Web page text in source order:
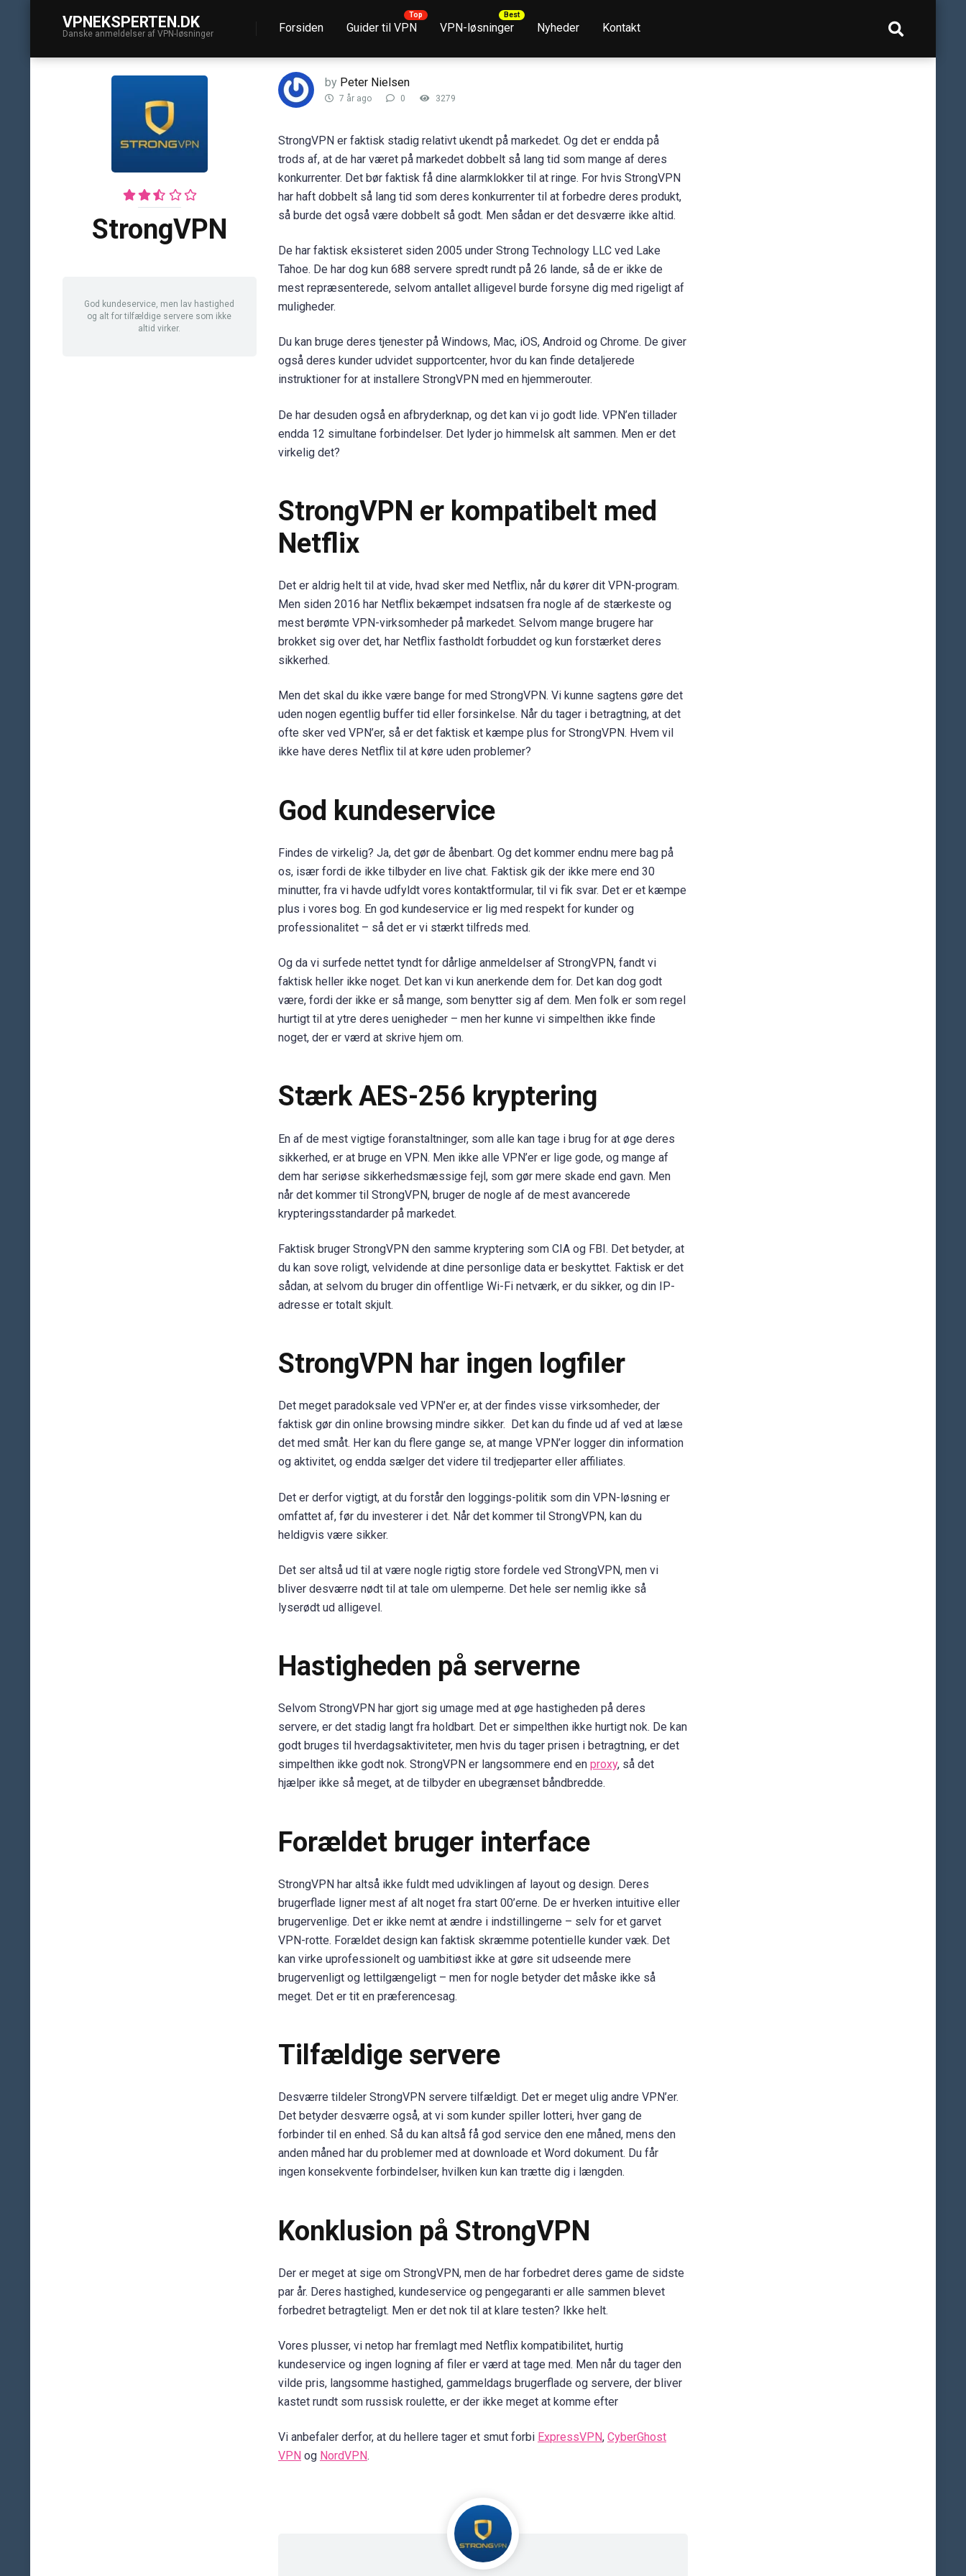
VPNEKSPERTEN.DK
Danske anmeldelser af VPN-løsninger Forsiden Guider til VPN VPN-løsninger Nyheder Kontakt
StrongVPN
God kundeservice, men lav hastighed
og alt for tilfældige servere som ikke
altid virker.
by Peter Nielsen
7 år ago 0 3279
StrongVPN er faktisk stadig relativt ukendt på markedet. Og det er endda på
trods af, at de har været på markedet dobbelt så lang tid som mange af deres
konkurrenter. Det bør faktisk få dine alarmklokker til at ringe. For hvis StrongVPN
har haft dobbelt så lang tid som deres konkurrenter til at forbedre deres produkt,
så burde det også være dobbelt så godt. Men sådan er det desværre ikke altid.
De har faktisk eksisteret siden 2005 under Strong Technology LLC ved Lake
Tahoe. De har dog kun 688 servere spredt rundt på 26 lande, så de er ikke de
mest repræsenterede, selvom antallet alligevel burde forsyne dig med rigeligt af
muligheder.
Du kan bruge deres tjenester på Windows, Mac, iOS, Android og Chrome. De giver
også deres kunder udvidet supportcenter, hvor du kan finde detaljerede
instruktioner for at installere StrongVPN med en hjemmerouter.
De har desuden også en afbryderknap, og det kan vi jo godt lide. VPN’en tillader
endda 12 simultane forbindelser. Det lyder jo himmelsk alt sammen. Men er det
virkelig det?
StrongVPN er kompatibelt med
Netflix
Det er aldrig helt til at vide, hvad sker med Netflix, når du kører dit VPN-program.
Men siden 2016 har Netflix bekæmpet indsatsen fra nogle af de stærkeste og
mest berømte VPN-virksomheder på markedet. Selvom mange brugere har
brokket sig over det, har Netflix fastholdt forbuddet og kun forstærket deres
sikkerhed.
Men det skal du ikke være bange for med StrongVPN. Vi kunne sagtens gøre det
uden nogen egentlig buffer tid eller forsinkelse. Når du tager i betragtning, at det
ofte sker ved VPN’er, så er det faktisk et kæmpe plus for StrongVPN. Hvem vil
ikke have deres Netflix til at køre uden problemer?
God kundeservice
Findes de virkelig? Ja, det gør de åbenbart. Og det kommer endnu mere bag på
os, især fordi de ikke tilbyder en live chat. Faktisk gik der ikke mere end 30
minutter, fra vi havde udfyldt vores kontaktformular, til vi fik svar. Det er et kæmpe
plus i vores bog. En god kundeservice er lig med respekt for kunder og
professionalitet – så det er vi stærkt tilfreds med.
Og da vi surfede nettet tyndt for dårlige anmeldelser af StrongVPN, fandt vi
faktisk heller ikke noget. Det kan vi kun anerkende dem for. Det kan dog godt
være, fordi der ikke er så mange, som benytter sig af dem. Men folk er som regel
hurtigt til at ytre deres uenigheder – men her kunne vi simpelthen ikke finde
noget, der er værd at skrive hjem om.
Stærk AES-256 kryptering
En af de mest vigtige foranstaltninger, som alle kan tage i brug for at øge deres
sikkerhed, er at bruge en VPN. Men ikke alle VPN’er er lige gode, og mange af
dem har seriøse sikkerhedsmæssige fejl, som gør mere skade end gavn. Men
når det kommer til StrongVPN, bruger de nogle af de mest avancerede
krypteringsstandarder på markedet.
Faktisk bruger StrongVPN den samme kryptering som CIA og FBI. Det betyder, at
du kan sove roligt, velvidende at dine personlige data er beskyttet. Faktisk er det
sådan, at selvom du bruger din offentlige Wi-Fi netværk, er du sikker, og din IP-
adresse er totalt skjult.
StrongVPN har ingen logfiler
Det meget paradoksale ved VPN’er er, at der findes visse virksomheder, der
faktisk gør din online browsing mindre sikker. Det kan du finde ud af ved at læse
det med småt. Her kan du flere gange se, at mange VPN’er logger din information
og aktivitet, og endda sælger det videre til tredjeparter eller affiliates.
Det er derfor vigtigt, at du forstår den loggings-politik som din VPN-løsning er
omfattet af, før du investerer i det. Når det kommer til StrongVPN, kan du
heldigvis være sikker.
Det ser altså ud til at være nogle rigtig store fordele ved StrongVPN, men vi
bliver desværre nødt til at tale om ulemperne. Det hele ser nemlig ikke så
lyserødt ud alligevel.
Hastigheden på serverne
Selvom StrongVPN har gjort sig umage med at øge hastigheden på deres
servere, er det stadig langt fra holdbart. Det er simpelthen ikke hurtigt nok. De kan
godt bruges til hverdagsaktiviteter, men hvis du tager prisen i betragtning, er det
simpelthen ikke godt nok. StrongVPN er langsommere end enproxy, så det
hjælper ikke så meget, at de tilbyder en ubegrænset båndbredde.
Forældet bruger interface
StrongVPN har altså ikke fuldt med udviklingen af layout og design. Deres
brugerflade ligner mest af alt noget fra start 00’erne. De er hverken intuitive eller
brugervenlige. Det er ikke nemt at ændre i indstillingerne – selv for et garvet
VPN-rotte. Forældet design kan faktisk skræmme potentielle kunder væk. Det
kan virke uprofessionelt og uambitiøst ikke at gøre sit udseende mere
brugervenligt og lettilgængeligt – men for nogle betyder det måske ikke så
meget. Det er tit en præferencesag.
Tilfældige servere
Desværre tildeler StrongVPN servere tilfældigt. Det er meget ulig andre VPN’er.
Det betyder desværre også, at vi som kunder spiller lotteri, hver gang de
forbinder til en enhed. Så du kan altså få god service den ene måned, mens den
anden måned har du problemer med at downloade et Word dokument. Du får
ingen konsekvente forbindelser, hvilken kun kan trætte dig i længden.
Konklusion på StrongVPN
Der er meget at sige om StrongVPN, men de har forbedret deres game de sidste
par år. Deres hastighed, kundeservice og pengegaranti er alle sammen blevet
forbedret betragteligt. Men er det nok til at klare testen? Ikke helt.
Vores plusser, vi netop har fremlagt med Netflix kompatibilitet, hurtig
kundeservice og ingen logning af filer er værd at tage med. Men når du tager den
vilde pris, langsomme hastighed, gammeldags brugerflade og servere, der bliver
kastet rundt som russisk roulette, er der ikke meget at komme efter
Vi anbefaler derfor, at du hellere tager et smut forbi ExpressVPN,CyberGhost
VPN og NordVPN.